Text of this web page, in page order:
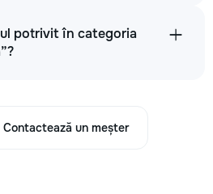
potrivit în categoria
Contactează un meșter